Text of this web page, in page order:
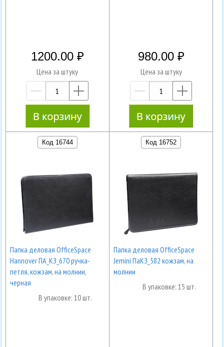
1200.00
Цена за штуку
—
980.00
Цена за штуку
—
Код 16744
Папка деловая OfficeSpace
Hannover ПА_КЗ_670 ручка-
петля, кожзам, на молнии,
черная
В упаковке: 10 шт.
Код 16752
Папка деловая OfficeSpace
Jemini ПаКЗ_582 кожзам, на
молнии
В упаковке: 15 шт.